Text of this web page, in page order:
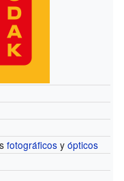
fotográficos yópticos